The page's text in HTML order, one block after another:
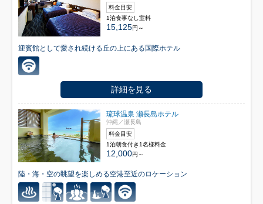
料金目安
1泊食事なし室料
15,125円～
迎賓館として愛され続ける丘の上にある国際ホテル
詳細を見る
琉球温泉 瀬長島ホテル
沖縄／瀬長島
料金目安
1泊朝食付き1名様料金
12,000円～
陸・海・空の眺望を楽しめる空港至近のロケーション